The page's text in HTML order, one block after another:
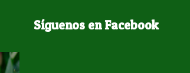
Síguenos en Facebook